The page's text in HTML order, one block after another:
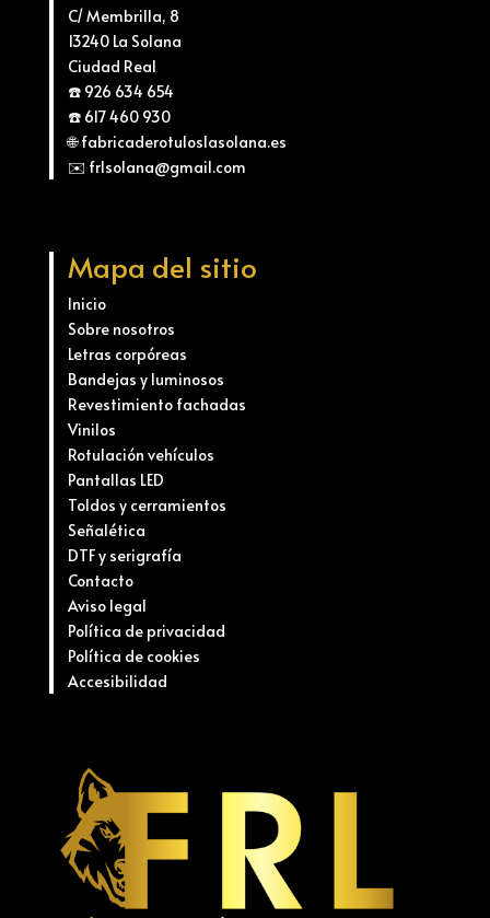
C/ Membrilla, 8
13240 La Solana
Ciudad Real
☎️ 926 634 654
☎️ 617 460 930
🌐 fabricaderotuloslasolana.es
✉️ frlsolana@gmail.com
Mapa del sitio
Inicio
Sobre nosotros
Letras corpóreas
Bandejas y luminosos
Revestimiento fachadas
Vinilos
Rotulación vehículos
Pantallas LED
Toldos y cerramientos
Señalética
DTF y serigrafía
Contacto
Aviso legal
Política de privacidad
Política de cookies
Accesibilidad